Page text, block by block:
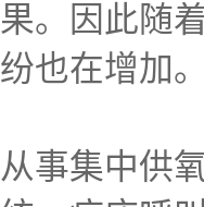
果。因此随
纷也在增加
从事集中供